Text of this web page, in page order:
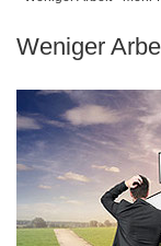
Weniger